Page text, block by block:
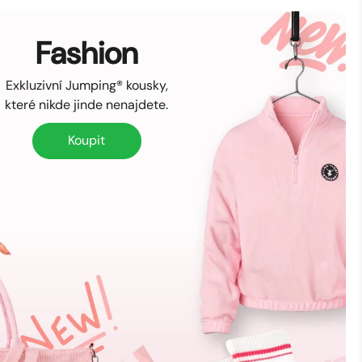
Koupit
Fashion
Exkluzivní Jumping® kousky,
které nikde jinde nenajdete.
Koupit